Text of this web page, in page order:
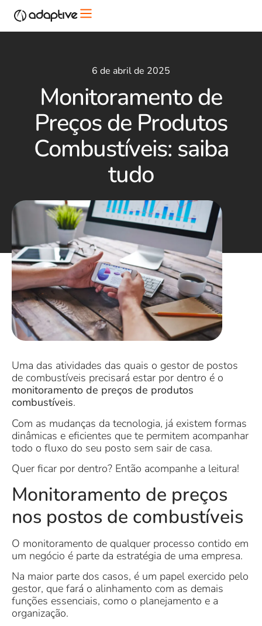
6 de abril de 2025
Monitoramento de
Preços de Produtos
Combustíveis: saiba
tudo
Uma das atividades das quais o gestor de postos
de combustíveis precisará estar por dentro é o
monitoramento de preços de produtos
combustíveis.
Com as mudanças da tecnologia, já existem formas
dinâmicas e eficientes que te permitem acompanhar
todo o fluxo do seu posto sem sair de casa.
Quer ficar por dentro? Então acompanhe a leitura!
Monitoramento de preços
nos postos de combustíveis
O monitoramento de qualquer processo contido em
um negócio é parte da estratégia de uma empresa.
Na maior parte dos casos, é um papel exercido pelo
gestor, que fará o alinhamento com as demais
funções essenciais, como o planejamento e a
organização.